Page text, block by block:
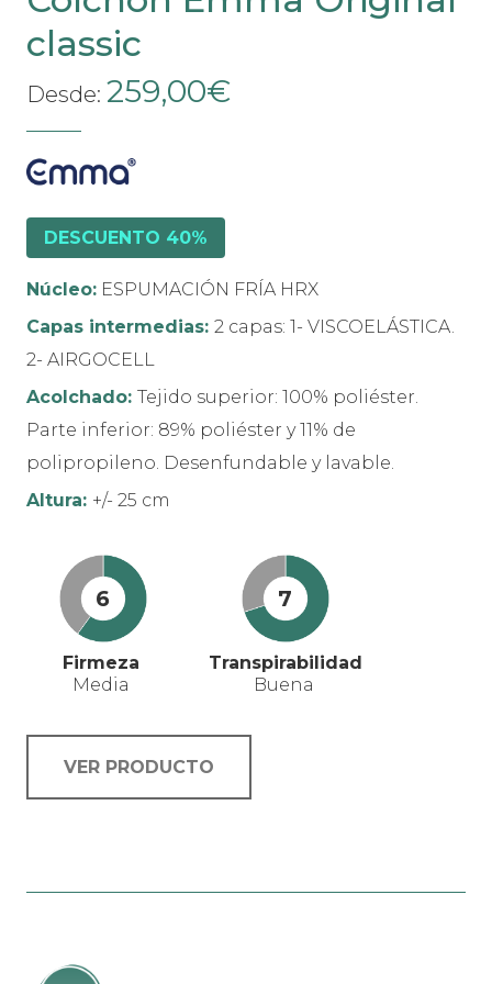
classic
Desde: 259,00€
DESCUENTO 40%
Núcleo: ESPUMACIÓN FRÍA HRX
Capas intermedias: 2 capas: 1- VISCOELÁSTICA.
2- AIRGOCELL
Acolchado: Tejido superior: 100% poliéster.
Parte inferior: 89% poliéster y 11% de
polipropileno. Desenfundable y lavable.
Altura: +/- 25 cm
6
Firmeza
Media
7
Transpirabilidad
Buena
VER PRODUCTO